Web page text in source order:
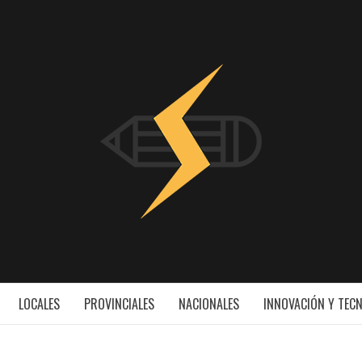
LOCALES PROVINCIALES NACIONALES INNOVACIÓN Y